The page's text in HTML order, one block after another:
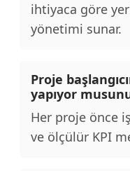
ihtiyaca göre
yönetimi sunar.
Proje
yapıyor
Her proje önce
ve ölçülür KPI